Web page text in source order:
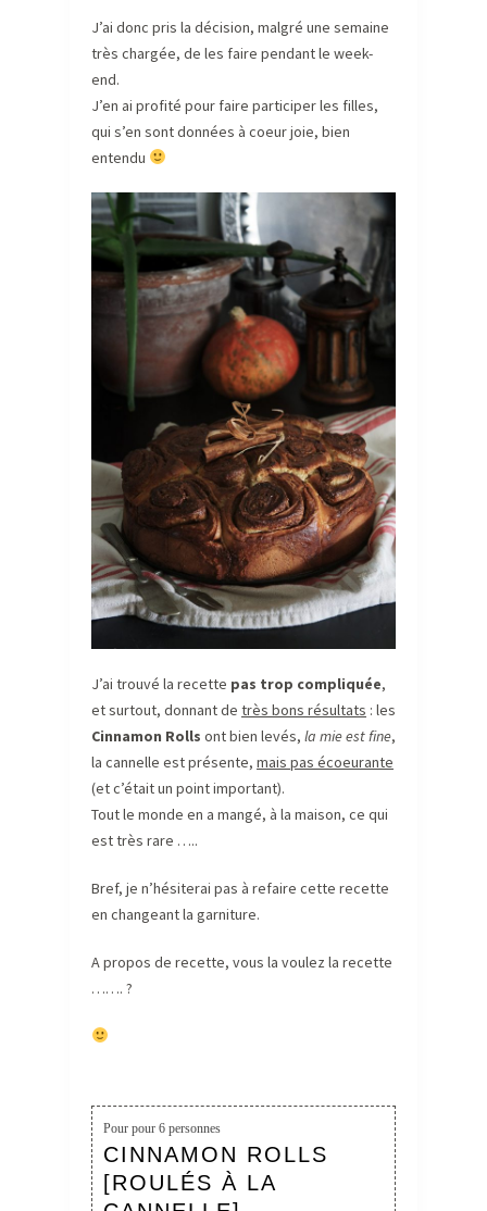
J’ai donc pris la décision, malgré une semaine
très chargée, de les faire pendant le week-
end.
J’en ai profité pour faire participer les filles,
qui s’en sont données à coeur joie, bien
entendu
J’ai trouvé la recette pas trop compliquée,
et surtout, donnant de très bons résultats : les
Cinnamon Rolls ont bien levés, la mie est fine,
la cannelle est présente, mais pas écoeurante
(et c’était un point important).
Tout le monde en a mangé, à la maison, ce qui
est très rare …..
Bref, je n’hésiterai pas à refaire cette recette
en changeant la garniture.
A propos de recette, vous la voulez la recette
……. ?
Pour pour 6 personnes
CINNAMON ROLLS
[ROULÉS À LA